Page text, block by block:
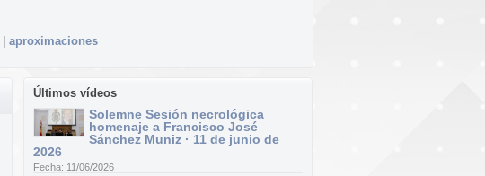
aproximaciones
Últimos vídeos
Solemne Sesión necrológica
homenaje a Francisco José
Sánchez Muniz · 11 de junio de
2026
Fecha: 11/06/2026